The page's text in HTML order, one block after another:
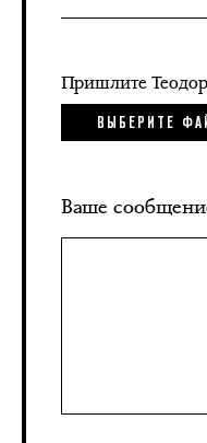
Пришлите
ВЫБЕРИТЕ
Ваше